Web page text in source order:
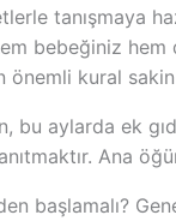
tanışmaya
bebeğiniz hem
önemli kural
bu aylarda ek
Ana
başlamalı?